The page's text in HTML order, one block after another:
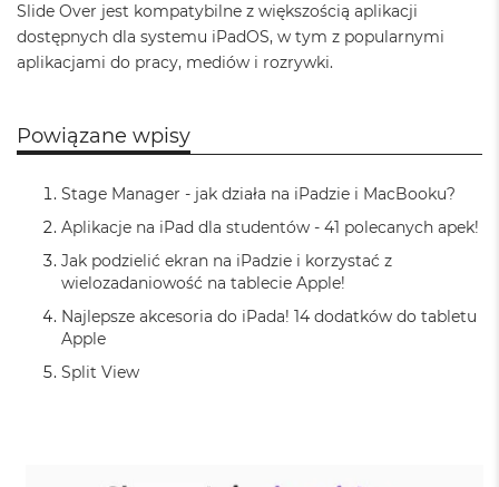
e
o
S
e
l
y
R
ó
ż
a
c
o
Slide Over jest kompatybilne z większością aplikacji
dostępnych dla systemu iPadOS, w tym z popularnymi
aplikacjami do pracy, mediów i rozrywki.
Powiązane wpisy
Stage Manager - jak działa na iPadzie i MacBooku?
Aplikacje na iPad dla studentów - 41 polecanych apek!
Jak podzielić ekran na iPadzie i korzystać z
wielozadaniowość na tablecie Apple!
Najlepsze akcesoria do iPada! 14 dodatków do tabletu
Apple
Split View